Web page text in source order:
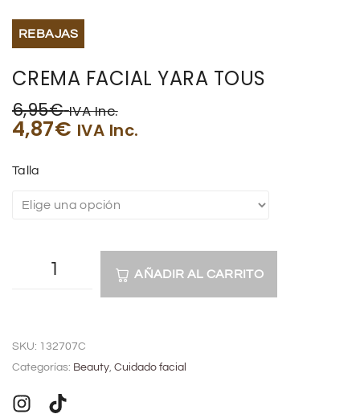
REBAJAS
CREMA FACIAL YARA TOUS
6,95€ IVA Inc.
4,87€ IVA Inc.
Talla
AÑADIR AL CARRITO
t
e
r
SKU: 132707C
Categorías: Beauty Cuidado facial